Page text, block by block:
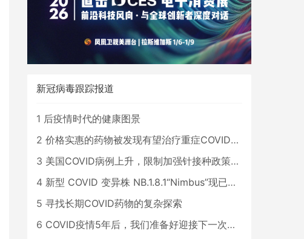
新冠病毒跟踪报道
1 后疫情时代的健康图景
2 价格实惠的药物被发现有望治疗重症COVID患者
3 美国COVID病例上升，限制加强针接种政策即将出台
4 新型 COVID 变异株 NB.1.8.1“Nimbus”现已在美国占据主导地位
5 寻找长期COVID药物的复杂探索
6 COVID疫情5年后，我们准备好迎接下一次大流行了吗？